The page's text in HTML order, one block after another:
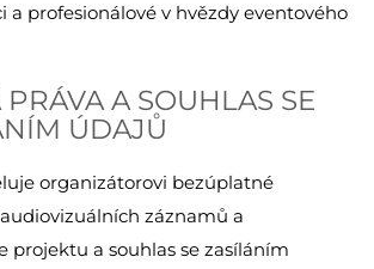
a profesionálové v hvězdy eventového
A SOUHLAS SE
ÚDAJŮ
organizátorovi bezúplatné
záznamů a
projektu a souhlas se zasíláním